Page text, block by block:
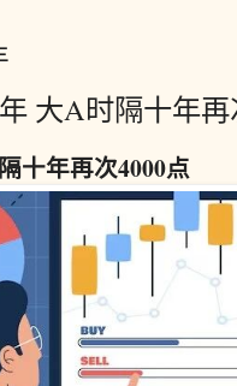
大A时隔十年再
十年再次4000点